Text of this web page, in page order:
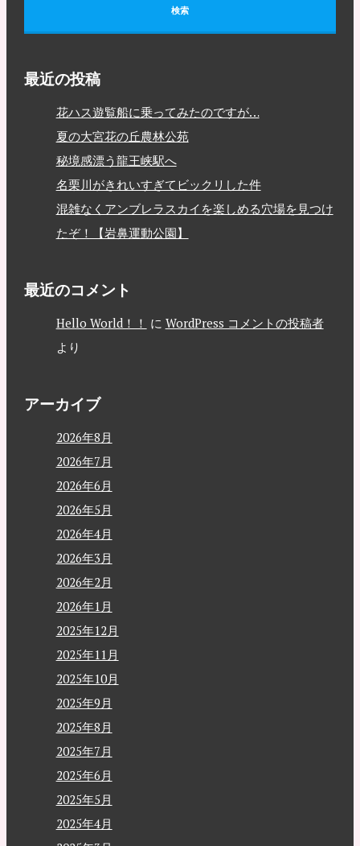
最近の投稿
花ハス遊覧船に乗ってみたのですが…
夏の大宮花の丘農林公苑
秘境感漂う龍王峡駅へ
名栗川がきれいすぎてビックリした件
混雑なくアンブレラスカイを楽しめる穴場を見つけ
たぞ！【岩鼻運動公園】
最近のコメント
Hello World！！ に WordPress コメントの投稿者
より
アーカイブ
2026年8月
2026年7月
2026年6月
2026年5月
2026年4月
2026年3月
2026年2月
2026年1月
2025年12月
2025年11月
2025年10月
2025年9月
2025年8月
2025年7月
2025年6月
2025年5月
2025年4月